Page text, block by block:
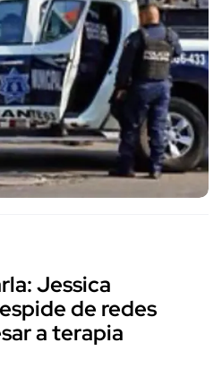
Jessica
de redes
a terapia